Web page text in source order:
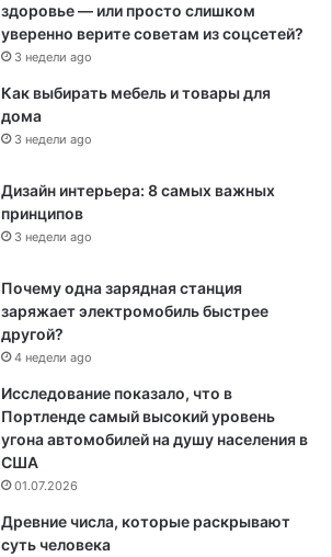
здоровье — или просто слишком
уверенно верите советам из соцсетей?
3 недели ago
Как выбирать мебель и товары для
дома
3 недели ago
Дизайн интерьера: 8 самых важных
принципов
3 недели ago
Почему одна зарядная станция
заряжает электромобиль быстрее
другой?
4 недели ago
Исследование показало, что в
Портленде самый высокий уровень
угона автомобилей на душу населения в
США
01.07.2026
Древние числа, которые раскрывают
суть человека